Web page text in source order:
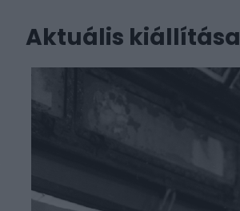
Aktuális